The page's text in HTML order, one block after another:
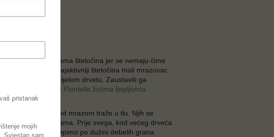
bez listova nema štetočina jer se nemaju čime
tom je razdoblju najaktivniji štetočina mali mrazovac
liježe jaja po cijelom drvetu. Zaustaviti ga
Bio Plantella žutima ljepljivima
krošnje zaklon pred mrazom traže u tlu. Njih se
ljepljivim trakama. Prije svega, kod većeg drveća
ljepljivu traku zalijepimo po dužini debelih grana.